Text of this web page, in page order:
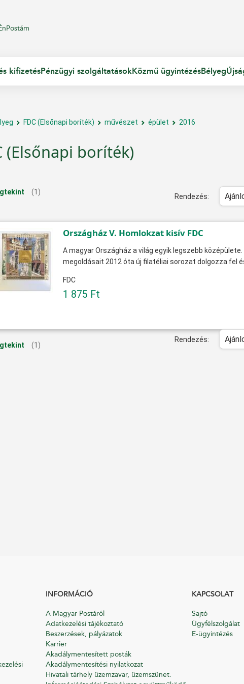
kifizetésPénzügyi szolgáltatásokKözmű ügyintézésBélyeg
FDC (Elsőnapi boríték) művészet épület 2016
(Elsőnapi boríték)
Rendezés:
(1)
Országház V. Homlokzat kisív FDC
A magyar Országház a világ egyik legszebb
megoldásait 2012 óta új filatéliai sorozat dolgozza fel
FDC
1 875 Ft
Rendezés:
(1)
INFORMÁCIÓ
A Magyar Postáról
Adatkezelési tájékoztató
Beszerzések, pályázatok
Karrier
Akadálymentesített posták
Akadálymentesítési nyilatkozat
Hivatali tárhely üzemzavar, üzemszünet.
KAPCSOLAT
Sajtó
Ügyfélszolgálat
E-ügyintézés